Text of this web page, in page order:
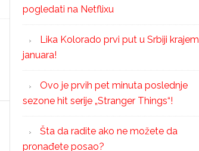
pogledati na Netflixu
Lika Kolorado prvi put u Srbiji krajem
januara!
Ovo je prvih pet minuta poslednje
sezone hit serije „Stranger Things“!
Šta da radite ako ne možete da
pronađete posao?